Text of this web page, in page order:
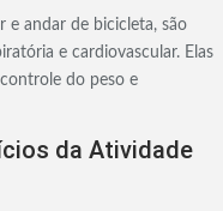
e andar de bicicleta, são
e cardiovascular. Elas
do peso e
da Atividade